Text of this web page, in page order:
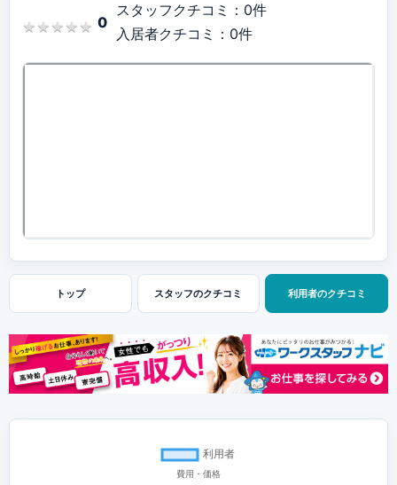
★ ★ ★ ★ ★
★ ★ ★ ★ ★ 0
スタッフクチコミ：0件
入居者クチコミ：0件
トップ スタッフのクチコミ 利用者のクチコミ